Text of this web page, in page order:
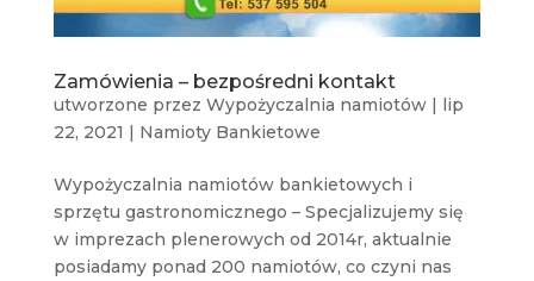
Zamówienia – bezpośredni kontakt
utworzone przez Wypożyczalnia namiotów| lip
22, 2021 | Namioty Bankietowe
Wypożyczalnia namiotów bankietowych i
sprzętu gastronomicznego – Specjalizujemy się
w imprezach plenerowych od 2014r, aktualnie
posiadamy ponad 200 namiotów, co czyni nas